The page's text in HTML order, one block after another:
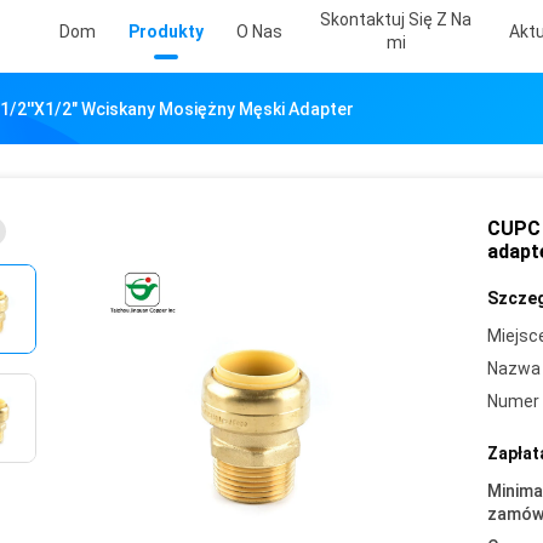
Dom Produkty O Nas
Skontaktuj Się Z Na
Mi
1/2''X1/2" Wciskany Mosiężny Męski Adapter